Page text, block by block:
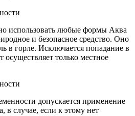
использовать любые формы Аква
и безопасное средство. Оно
в горле. Исключается попадание в
осуществляет только местное
допускается применение
случае, если к этому нет